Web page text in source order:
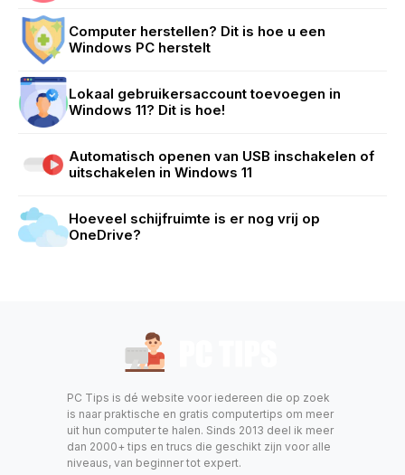
Computer herstellen? Dit is hoe u een
Windows PC herstelt
Lokaal gebruikersaccount toevoegen in
Windows 11? Dit is hoe!
Automatisch openen van USB inschakelen of
uitschakelen in Windows 11
Hoeveel schijfruimte is er nog vrij op
OneDrive?
PC Tips is dé website voor iedereen die op zoek
is naar praktische en gratis computertips om meer
uit hun computer te halen. Sinds 2013 deel ik meer
dan 2000+ tips en trucs die geschikt zijn voor alle
niveaus, van beginner tot expert.